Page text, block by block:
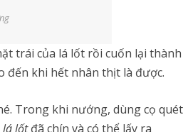
trái của lá lốt rồi cuốn lại thành
đến khi hết nhân thịt là được.
Trong khi nướng, dùng cọ quét
lá lốtđã chín và có thể lấy ra